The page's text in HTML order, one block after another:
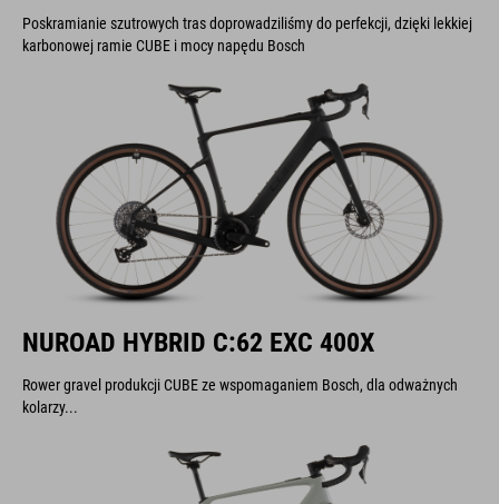
Poskramianie szutrowych tras doprowadziliśmy do perfekcji, dzięki lekkiej
karbonowej ramie CUBE i mocy napędu Bosch
NUROAD HYBRID C:62 EXC 400X
Rower gravel produkcji CUBE ze wspomaganiem Bosch, dla odważnych
kolarzy...